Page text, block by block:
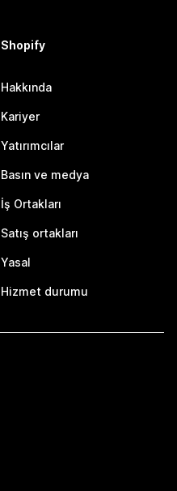
Shopify
Hakkında
Kariyer
Yatırımcılar
Basın ve medya
İş Ortakları
Satış ortakları
Yasal
Hizmet durumu